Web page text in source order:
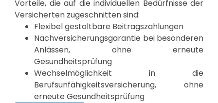
Vorteile, die auf die individuellen Bedürfnisse der
Versicherten zugeschnitten sind:
Flexibel gestaltbare Beitragszahlungen
Nachversicherungsgarantie bei besonderen
Anlässen, ohne erneute
Gesundheitsprüfung
Wechselmöglichkeit in die
Berufsunfähigkeitsversicherung, ohne
erneute Gesundheitsprüfung